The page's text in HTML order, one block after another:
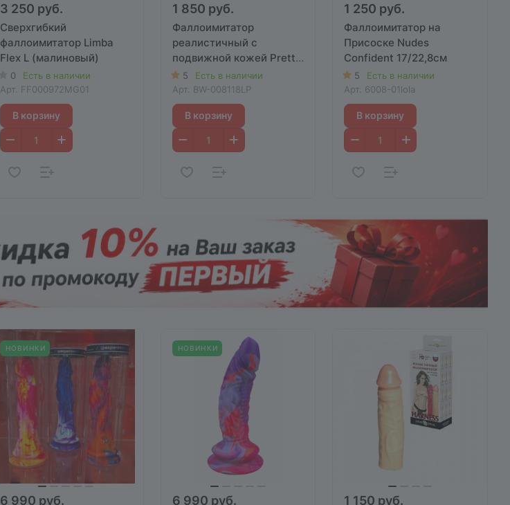
3 250 руб.
Сверхгибкий
фаллоимитатор Limba
Flex L (малиновый)
0
Есть в наличии
Арт. FF000972MG01
В корзину
1 850 руб.
Фаллоимитатор
реалистичный с
подвижной кожей Pretty
Love Sharife без
мошонки 23/25.4cм
5
Есть в наличии
Арт. BW-008118LP
В корзину
1 250 руб.
Фаллоимитатор на
Присоске Nudes
Confident 17/22,8см
5
Есть в наличии
Арт. 6008-01lola
В корзину
НОВИНКИ
6 990 руб.
НОВИНКИ
6 990 руб. 1 150 руб.